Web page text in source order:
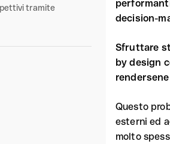
tramite
decision-
Sfruttare
by design
Questo
esterni ed
molto